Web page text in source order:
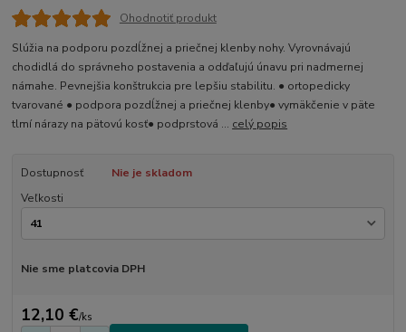
Ohodnotiť produkt
Slúžia na podporu pozdĺžnej a priečnej klenby nohy. Vyrovnávajú
chodidlá do správneho postavenia a odďaľujú únavu pri nadmernej
námahe. Pevnejšia konštrukcia pre lepšiu stabilitu. ● ortopedicky
tvarované ● podpora pozdĺžnej a priečnej klenby● vymäkčenie v päte
tlmí nárazy na pätovú kosť● podprstová ... celý popis
Dostupnosť
Nie je skladom
Veľkosti
Nie sme platcovia DPH
12,10 €/ks